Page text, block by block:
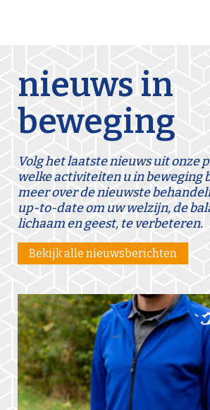
nieuws in
beweging
Volg het laatste nieuws uit onze
welke activiteiten u in beweging
meer over de nieuwste
up-to-date om uw welzijn, de
lichaam en geest, te verbeteren.
Bekijk alle nieuwsberichten